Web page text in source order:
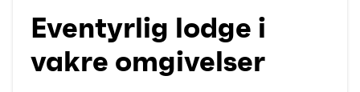
Eventyrlig lodge i
vakre omgivelser